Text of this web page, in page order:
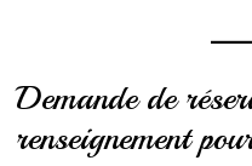
Demande de
renseignement